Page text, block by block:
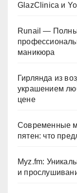
GlazClinica и
Runail —
маникюра
Гирлянда из
украшением
цене
Современные
пятен: что
Myz.fm:
и